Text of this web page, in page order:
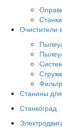
Станки
Очистители
Станины
Станкоград